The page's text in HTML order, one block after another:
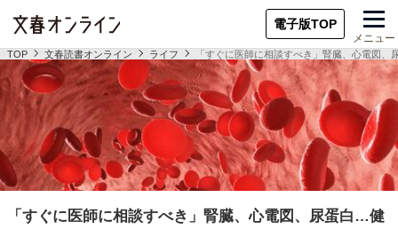
電子版TOP
メニュー
TOP 文春読書オンライン ライフ 「すぐに医師に相談すべき」腎臓、心電図
「すぐに医師に相談すべき」腎臓、心電図、尿蛋白…健